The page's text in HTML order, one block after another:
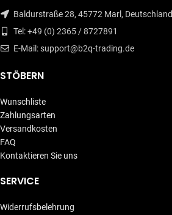
Baldurstraße 28, 45772 Marl, Deutschland
Tel: +49 (0) 2365 / 8727891
E-Mail: support@b2q-trading.de
STÖBERN
Wunschliste
Zahlungsarten
Versandkosten
FAQ
Kontaktieren Sie uns
SERVICE
Widerrufsbelehrung